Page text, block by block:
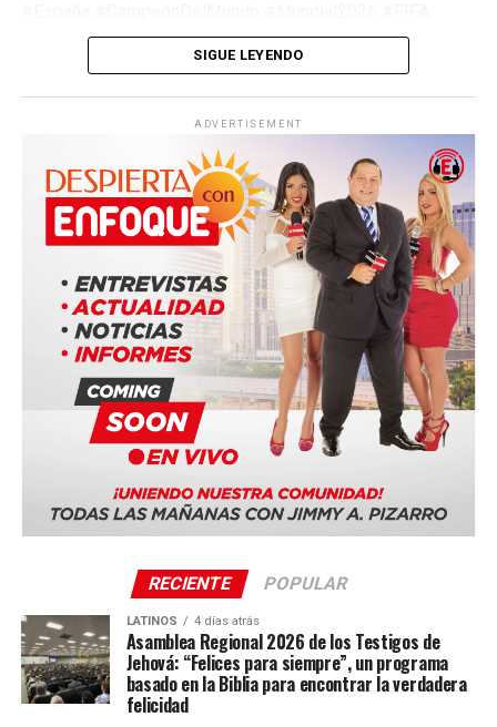
#Argentina #Fútbol #LaRoja #WorldCup2026
#JimmyPizarro #EnfoqueNow
SIGUE LEYENDO
ADVERTISEMENT
RECIENTE POPULAR
LATINOS 4 días atrás
Asamblea Regional 2026 de los Testigos de
Jehová: “Felices para siempre”, un programa
basado en la Biblia para encontrar la verdadera
felicidad